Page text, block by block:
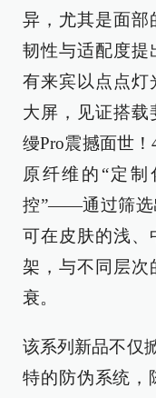
异，尤其是面部
韧性与适配度提
有来宾以点点灯
大屏，见证搭载
缦Pro震撼面世
原纤维的“定
控”——通过筛选
可在皮肤的浅、
架，与不同层次
衰。
该系列新品不仅
特的防伪系统，